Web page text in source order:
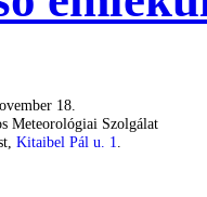
18.
Meteorológiai Szolgálat
Kitaibel Pál u. 1